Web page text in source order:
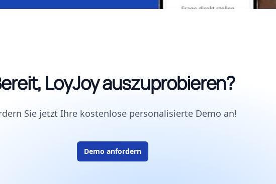
LoyJoy auszuprobieren?
Sie jetzt Ihre kostenlose personalisierte Demo an!
Demo anfordern